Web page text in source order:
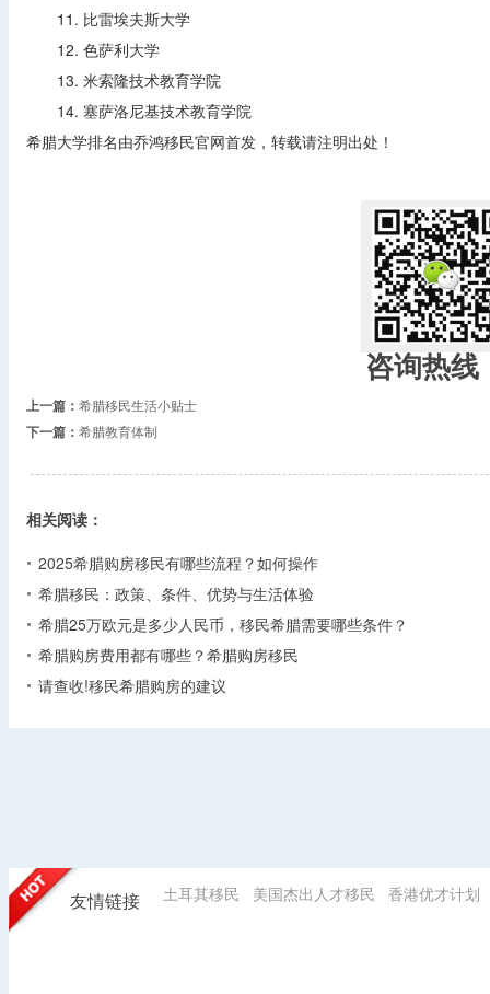
11. 比雷埃夫斯大学
12. 色萨利大学
13. 米索隆技术教育学院
14. 塞萨洛尼基技术教育学院
希腊大学排名由乔鸿移民官网首发，转载请注明出处！
咨询热线
上一篇： 希腊移民生活小贴士
下一篇： 希腊教育体制
相关阅读：
2025希腊购房移民有哪些流程？如何操作
希腊移民：政策、条件、优势与生活体验
希腊25万欧元是多少人民币，移民希腊需要哪些条件？
希腊购房费用都有哪些？希腊购房移民
请查收!移民希腊购房的建议
友情链接 土耳其移民 美国杰出人才移民 香港优才计划